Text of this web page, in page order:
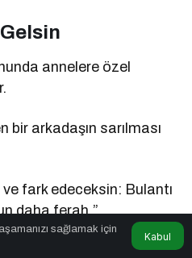
annelere özel
bir arkadaşın sarılması
fark edeceksin: Bulantı
daha ferah.”
bedenini değil,
sağlamak için
Kabul